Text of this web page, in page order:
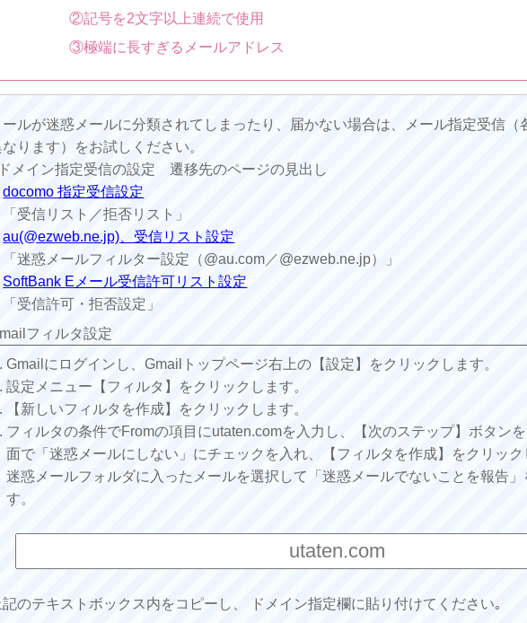
②記号を2文字以上連続で使用
③極端に長すぎるメールアドレス
ールが迷惑メールに分類されてしまったり、届かない場合は、メール指定受信（
なります）をお試しください。
メイン指定受信の設定 遷移先のページの見出し
docomo 指定受信設定
受信リスト／拒否リスト」
au(@ezweb.ne.jp)、受信リスト設定
迷惑メールフィルター設定（@au.com／@ezweb.ne.jp）」
SoftBank Eメール受信許可リスト設定
受信許可・拒否設定」
フィルタ設定
Gmailにログインし、Gmailトップページ右上の【設定】をクリックします。
設定メニュー【フィルタ】をクリックします。
【新しいフィルタを作成】をクリックします。
フィルタの条件でFromの項目にutaten.comを入力し、【次のステップ】ボタン
面で「迷惑メールにしない」にチェックを入れ、【フィルタを作成】をクリック
迷惑メールフォルダに入ったメールを選択して「迷惑メールでないことを報告
す。
記のテキストボックス内をコピーし、 ドメイン指定欄に貼り付けてください｡